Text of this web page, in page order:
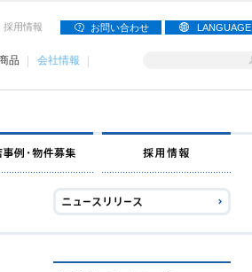
採用情報 お問い合わせ LANGUAGE
品 会社情報